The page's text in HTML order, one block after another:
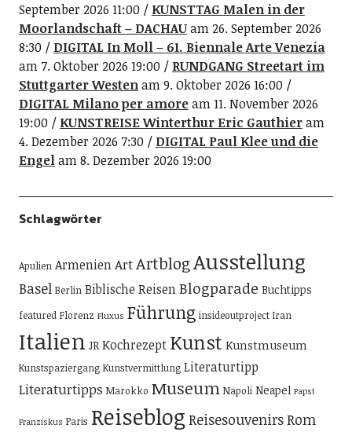
September 2026 11:00
KUNSTTAG Malen in der
Moorlandschaft – DACHAUam 26. September 2026
8:30
DIGITAL In Moll – 61. Biennale Arte Venezia
am 7. Oktober 2026 19:00
RUNDGANG Streetart im
Stuttgarter Westenam 9. Oktober 2026 16:00
DIGITAL Milano per amoream 11. November 2026
19:00
KUNSTREISE Winterthur Eric Gauthieram
4. Dezember 2026 7:30
DIGITAL Paul Klee und die
Engelam 8. Dezember 2026 19:00
Schlagwörter
Apulien ArmenienArtArtblogAusstellung
Basel Berlin Biblische ReisenBlogparade Buchtipps
featured Florenz Fluxus Führung insideoutproject Iran
Italien JR Kochrezept Kunst Kunstmuseum
Kunstspaziergang Kunstvermittlung Literaturtipp
Literaturtipps Marokko Museum Napoli Neapel Papst
Franziskus Paris Reiseblog ReisesouvenirsRom